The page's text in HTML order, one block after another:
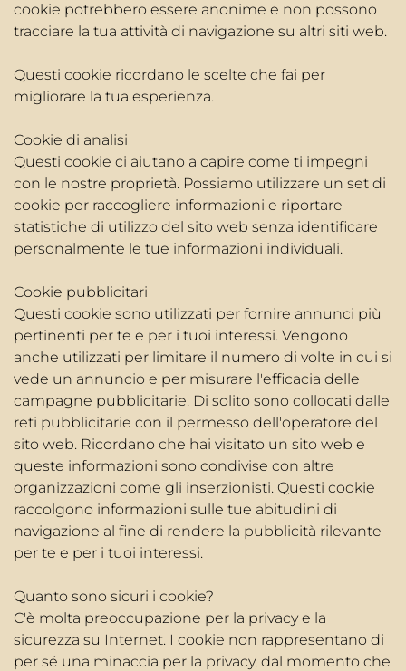
cookie potrebbero essere anonime e non possono
tracciare la tua attività di navigazione su altri siti web.
Questi cookie ricordano le scelte che fai per
migliorare la tua esperienza.
Cookie di analisi
Questi cookie ci aiutano a capire come ti impegni
con le nostre proprietà. Possiamo utilizzare un set di
cookie per raccogliere informazioni e riportare
statistiche di utilizzo del sito web senza identificare
personalmente le tue informazioni individuali.
Cookie pubblicitari
Questi cookie sono utilizzati per fornire annunci più
pertinenti per te e per i tuoi interessi. Vengono
anche utilizzati per limitare il numero di volte in cui si
vede un annuncio e per misurare l'efficacia delle
campagne pubblicitarie. Di solito sono collocati dalle
reti pubblicitarie con il permesso dell'operatore del
sito web. Ricordano che hai visitato un sito web e
queste informazioni sono condivise con altre
organizzazioni come gli inserzionisti. Questi cookie
raccolgono informazioni sulle tue abitudini di
navigazione al fine di rendere la pubblicità rilevante
per te e per i tuoi interessi.
Quanto sono sicuri i cookie?
C'è molta preoccupazione per la privacy e la
sicurezza su Internet. I cookie non rappresentano di
per sé una minaccia per la privacy, dal momento che